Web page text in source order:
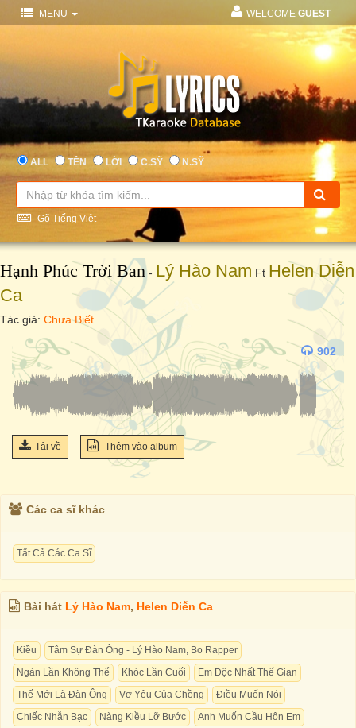
MENU WELCOME GUEST
ALL TÊN LỜI C.SỸ N.SỸ
Gõ Tiếng Việt
Hạnh Phúc Trời Ban - Lý Hào Nam Ft Helen Diễn
Ca
Tác giả: Chưa Biết
902
Tải về Thêm vào album
Các ca sĩ khác
Tất Cả Các Ca Sĩ
Bài hát Lý Hào Nam, Helen Diễn Ca
Kiều
Tâm Sự Đàn Ông - Lý Hào Nam, Bo Rapper
Ngàn Lần Không Thể
Khóc Lần Cuối
Em Độc Nhất Thế Gian
Thế Mới Là Đàn Ông
Vợ Yêu Của Chồng
Điều Muốn Nói
Chiếc Nhẫn Bạc
Nàng Kiều Lỡ Bước
Anh Muốn Cầu Hôn Em